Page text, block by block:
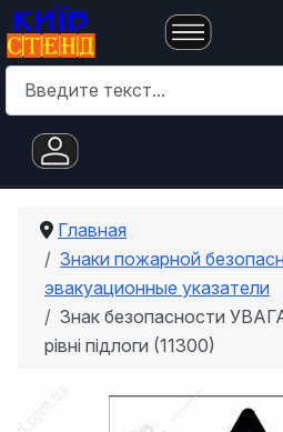
Поиск
Главная
Знаки пожарной
эвакуационные указатели
Знак безопасности
рівні підлоги (11300)